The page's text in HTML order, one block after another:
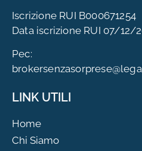
Iscrizione RUI B000671254
Data iscrizione RUI 07/12/
Pec:
LINK UTILI
Home
Chi Siamo